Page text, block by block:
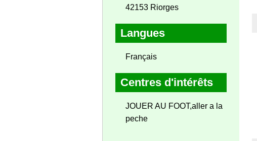
42153 Riorges
Langues
Français
Centres d'intérêts
JOUER AU FOOT,aller a la
peche